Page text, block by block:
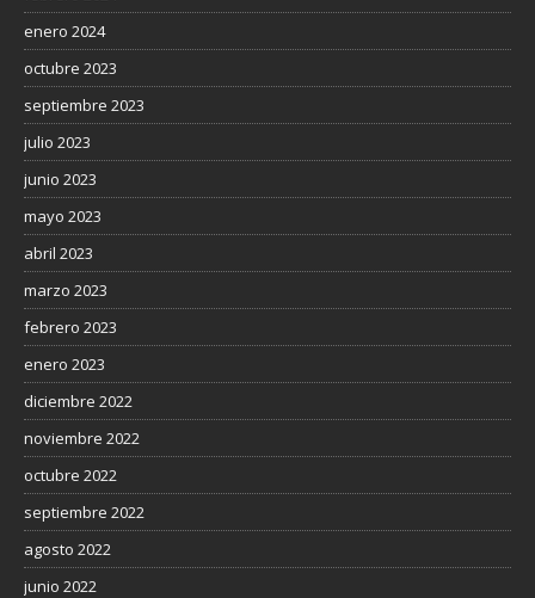
enero 2024
octubre 2023
septiembre 2023
julio 2023
junio 2023
mayo 2023
abril 2023
marzo 2023
febrero 2023
enero 2023
diciembre 2022
noviembre 2022
octubre 2022
septiembre 2022
agosto 2022
junio 2022